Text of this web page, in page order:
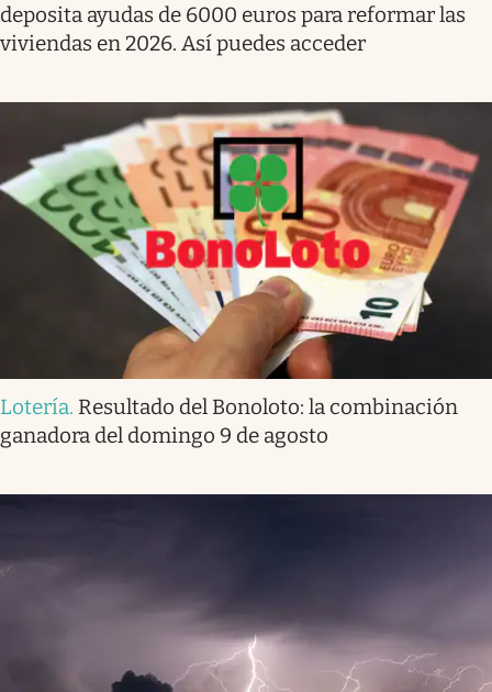
deposita ayudas de 6000 euros para reformar las
viviendas en 2026. Así puedes acceder
Lotería. Resultado del Bonoloto: la combinación
ganadora del domingo 9 de agosto